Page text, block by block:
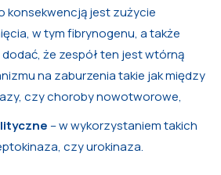
konsekwencją jest zużycie
w tym fibrynogenu, a także
dodać, że zespół ten jest wtórną
na zaburzenia takie jak między
czy choroby nowotworowe,
– w wykorzystaniem takich
czy urokinaza.